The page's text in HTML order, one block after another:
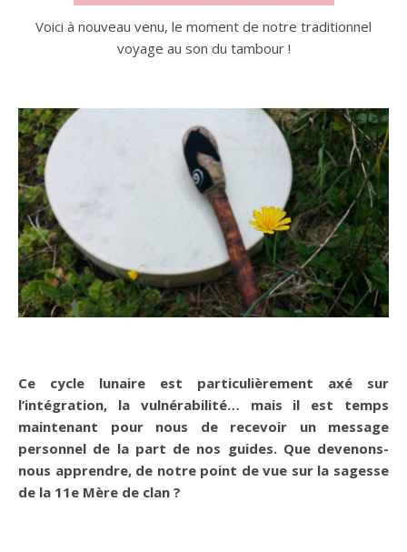
Voici à nouveau venu, le moment de notre traditionnel
voyage au son du tambour !
Ce cycle lunaire est particulièrement axé sur
l’intégration, la vulnérabilité… mais il est temps
maintenant pour nous de recevoir un message
personnel de la part de nos guides. Que devenons-
nous apprendre, de notre point de vue sur la sagesse
de la 11e Mère de clan ?